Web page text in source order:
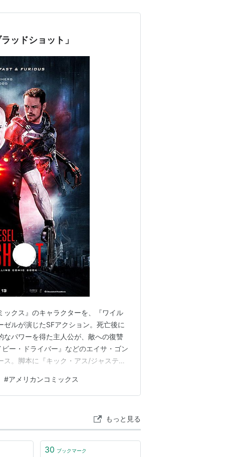
ドショット」
ックス』のキャラクターを、『ワイル
ゼルが演じたSFアクション。死亡後に
パワーを得た主人公が、敵への復讐
ー・ドライバー』などのエイサ・ゴン
。脚本に『キック・アス/ジャスティ
より、はるかに楽しめました。 劇
フが印象に残っ…
#アメリカンコミックス
もっと見る
30 ブックマーク